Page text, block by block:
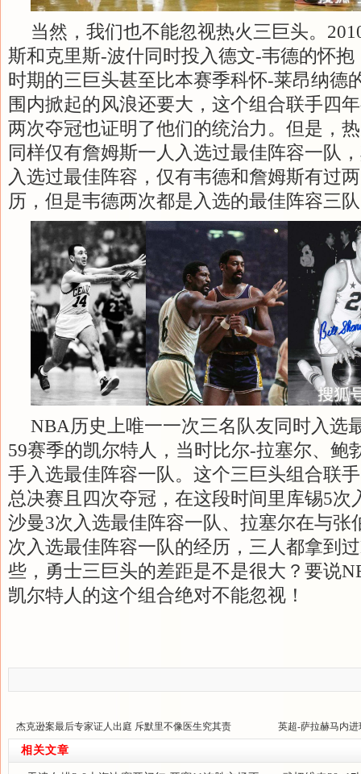
当然，我们也不能忽视热火三巨头。
斯和克里斯-波什同时投入德文-韦德的怀
时期的三巨头甚至比本赛季科怀-莱昂纳德
围内掀起的风浪还要大，这个组合联手四
两次夺冠也证明了他们的统治力。但是，
同样仅有詹姆斯一人入选过最佳阵容一队
入选过最佳阵容，仅有韦德和詹姆斯有过
历，但是韦德两次都是入选的最佳阵容三
NBA历史上唯一一次三名队友同时入选
59赛季的凯尔特人，当时比尔-拉塞尔、鲍
手入选最佳阵容一队。这个三巨头组合联
总决赛且四次夺冠，在这段时间里库锡5次
沙曼3次入选最佳阵容一队、拉塞尔在与张
次入选最佳阵容一队的经历，三人都拿到
些，勇士三巨头的差距是不是很大？要说
凯尔特人的这个组合绝对不能忽视！
杰克逊案最后专家证人出庭 斥默里不像医生究其责 英超-萨拉赫马内
相关文章